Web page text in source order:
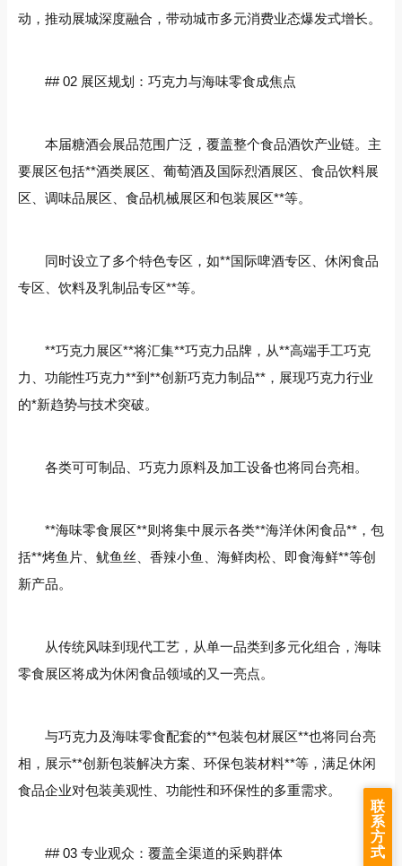
动，推动展城深度融合，带动城市多元消费业态爆发式增长。
## 02 展区规划：巧克力与海味零食成焦点
本届糖酒会展品范围广泛，覆盖整个食品酒饮产业链。主
要展区包括**酒类展区、葡萄酒及国际烈酒展区、食品饮料展
区、调味品展区、食品机械展区和包装展区**等。
同时设立了多个特色专区，如**国际啤酒专区、休闲食品
专区、饮料及乳制品专区**等。
**巧克力展区**将汇集**巧克力品牌，从**高端手工巧克
力、功能性巧克力**到**创新巧克力制品**，展现巧克力行业
的*新趋势与技术突破。
各类可可制品、巧克力原料及加工设备也将同台亮相。
**海味零食展区**则将集中展示各类**海洋休闲食品**，包
括**烤鱼片、鱿鱼丝、香辣小鱼、海鲜肉松、即食海鲜**等创
新产品。
从传统风味到现代工艺，从单一品类到多元化组合，海味
零食展区将成为休闲食品领域的又一亮点。
与巧克力及海味零食配套的**包装包材展区**也将同台亮
相，展示**创新包装解决方案、环保包装材料**等，满足休闲
食品企业对包装美观性、功能性和环保性的多重需求。
## 03 专业观众：覆盖全渠道的采购群体
联
系
方
式